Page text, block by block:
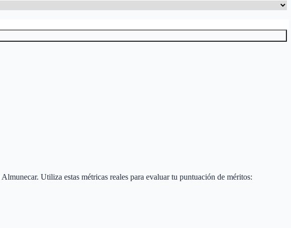
Almunecar. Utiliza estas métricas reales para evaluar tu puntuación de méritos: